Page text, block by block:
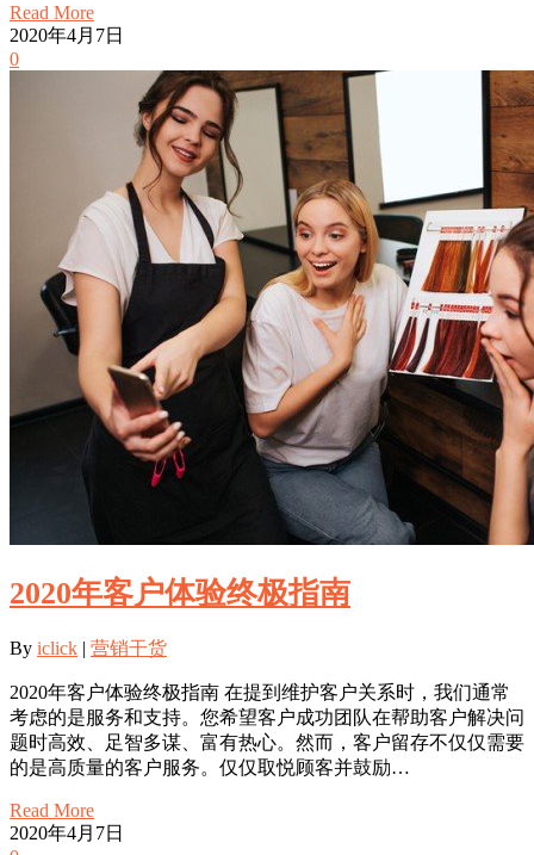
Read More
2020年4月7日
0
2020年客户体验终极指南
By iclick | 营销干货
2020年客户体验终极指南 在提到维护客户关系时，我们通常
考虑的是服务和支持。您希望客户成功团队在帮助客户解决问
题时高效、足智多谋、富有热心。然而，客户留存不仅仅需要
的是高质量的客户服务。仅仅取悦顾客并鼓励…
Read More
2020年4月7日